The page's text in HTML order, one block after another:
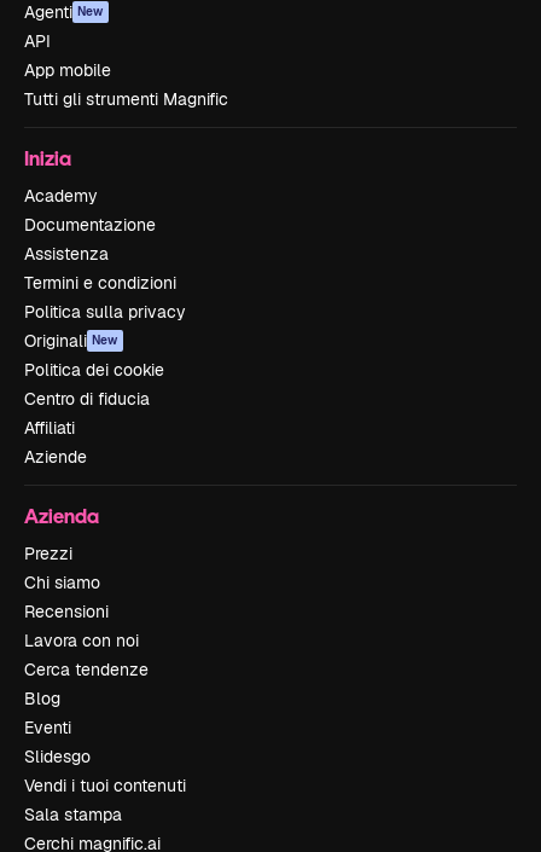
Agenti New
API
App mobile
Tutti gli strumenti Magnific
Inizia
Academy
Documentazione
Assistenza
Termini e condizioni
Politica sulla privacy
Originali New
Politica dei cookie
Centro di fiducia
Affiliati
Aziende
Azienda
Prezzi
Chi siamo
Recensioni
Lavora con noi
Cerca tendenze
Blog
Eventi
Slidesgo
Vendi i tuoi contenuti
Sala stampa
Cerchi magnific.ai